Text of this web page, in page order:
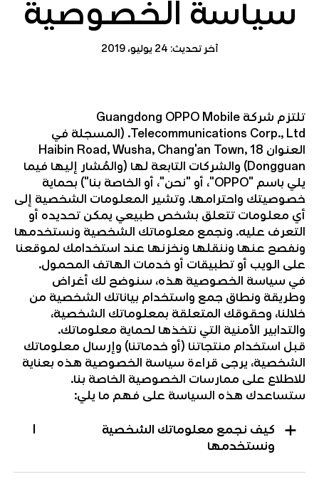
سياسة الخصوصية
آخر تحديث: 24 يوليو، 2019
تلتزم شركة Guangdong OPPO Mobile
Telecommunications Corp., Ltd. (المسجلة في
العنوان 18 Haibin Road, Wusha, Chang'an Town,
Dongguan) والشركات التابعة لها (والمُشار إليها فيما
يلي باسم "OPPO"، أو "نحن"، أو الخاصة بنا") بحماية
خصوصيتك واحترامها. وتشير المعلومات الشخصية إلى
أي معلومات تتعلق بشخص طبيعي يمكن تحديده أو
التعرف عليه. ونجمع معلوماتك الشخصية ونستخدمها
ونفصح عنها وننقلها ونخزنها عند استخدامك لموقعنا
على الويب أو تطبيقات أو خدمات الهاتف المحمول.
في سياسة الخصوصية هذه، سنوضح لك أغراض
وطريقة ونطاق جمع واستخدام بياناتك الشخصية من
خلالنا، وحقوقك المتعلقة بمعلوماتك الشخصية،
والتدابير الأمنية التي نتخذها لحماية معلوماتك.
قبل استخدام منتجاتنا (أو خدماتنا) وإرسال معلوماتك
الشخصية، يرجى قراءة سياسة الخصوصية هذه بعناية
للاطلاع على ممارسات الخصوصية الخاصة بنا.
ستساعدك هذه السياسة على فهم ما يلي:
كيف نجمع معلوماتك الشخصية
ونستخدمها